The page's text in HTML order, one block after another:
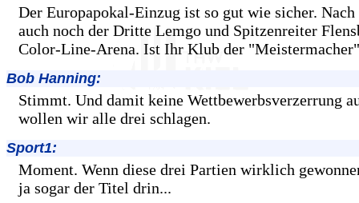
Der Europapokal-Einzug ist so gut wie sicher.
auch noch der Dritte Lemgo und Spitzenreiter
Color-Line-Arena. Ist Ihr Klub der
Bob Hanning:
Stimmt. Und damit keine Wettbewerbsverzerrung
wollen wir alle drei schlagen.
Sport1:
Moment. Wenn diese drei Partien wirklich
ja sogar der Titel drin...